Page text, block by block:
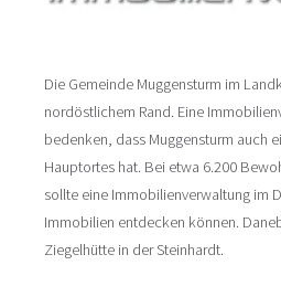
Die Gemeinde Muggensturm im
nordöstlichem Rand. Eine
bedenken, dass Muggensturm auch
Hauptortes hat. Bei etwa 6.200
sollte eine Immobilienverwaltung im
Immobilien entdecken können.
Ziegelhütte in der Steinhardt.